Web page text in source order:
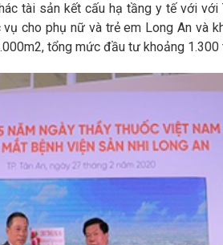
tài sản kết cấu hạ tầng y tế với với
cho phụ nữ và trẻ em Long An và
tổng mức đầu tư khoảng 1.300